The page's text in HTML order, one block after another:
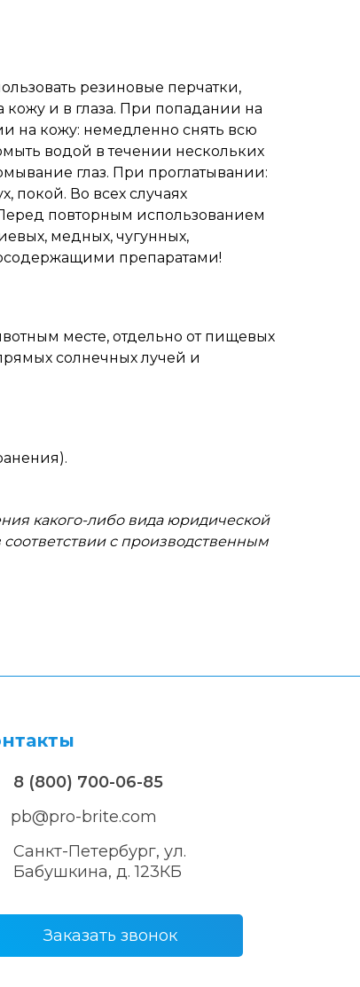
резиновые перчатки,
и в глаза. При попадании на
на кожу: немедленно снять всю
водой в течении нескольких
глаз. При проглатывании:
покой. Во всех случаях
повторным использованием
медных, чугунных,
препаратами!
месте, отдельно от пищевых
солнечных лучей и
какого-либо вида юридической
с производственным
8 (800) 700-06-85
pb@pro-brite.com
Санкт-Петербург, ул.
Бабушкина, д. 123КБ
Заказать звонок